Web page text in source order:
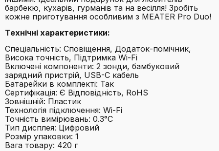
барбекю, кухарів, гурманів та на весілля! Зробіть
кожне приготування особливим з MEATER Pro Duo!
Технічні характеристики:
Спеціальність: Сповіщення, Додаток-помічник,
Висока точність, Підтримка Wi-Fi
Включені компоненти: 2 зонди, бамбуковий
зарядний пристрій, USB-C кабель
Батарейки в комплекті: Так
Сертифікація: Є Відповідність, RoHS
Зовнішній: Пластик
Технологія підключення: Wi-Fi
Точність вимірювань: 0.3°C
Тип дисплея: Цифровий
Розмір упаковки: 1
Вага товару: 420 г